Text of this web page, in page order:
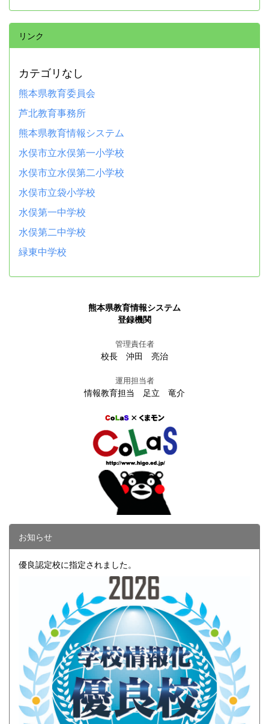
リンク
カテゴリなし
熊本県教育委員会
芦北教育事務所
熊本県教育情報システム
水俣市立水俣第一小学校
水俣市立水俣第二小学校
水俣市立袋小学校
水俣第一中学校
水俣第二中学校
緑東中学校
熊本県教育情報システム
登録機関
管理責任者
校長 沖田 亮治
運用担当者
情報教育担当 足立 竜介
お知らせ
優良認定校に指定されました。